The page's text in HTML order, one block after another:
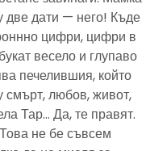
две дати — него! Къде
цифри, цифри в
весело и глупаво
печелившия, който
смърт, любов, живот,
Тар… Да, те правят.
не бе съвсем